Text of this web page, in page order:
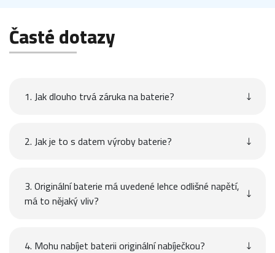
Časté dotazy
1. Jak dlouho trvá záruka na baterie?
2. Jak je to s datem výroby baterie?
3. Originální baterie má uvedené lehce odlišné napětí,
má to nějaký vliv?
4. Mohu nabíjet baterii originální nabíječkou?